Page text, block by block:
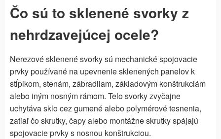
Čo sú to sklenené svorky z
nehrdzavejúcej ocele?
Nerezové sklenené svorky sú mechanické spojovacie
prvky používané na upevnenie sklenených panelov k
stĺpikom, stenám, zábradliam, základovým konštrukciám
alebo iným nosným rámom. Telo svorky zvyčajne
uchytáva sklo cez gumené alebo polymérové tesnenia,
zatiaľ čo skrutky, čapy alebo montážne skrutky spájajú
spojovacie prvky s nosnou konštrukciou.